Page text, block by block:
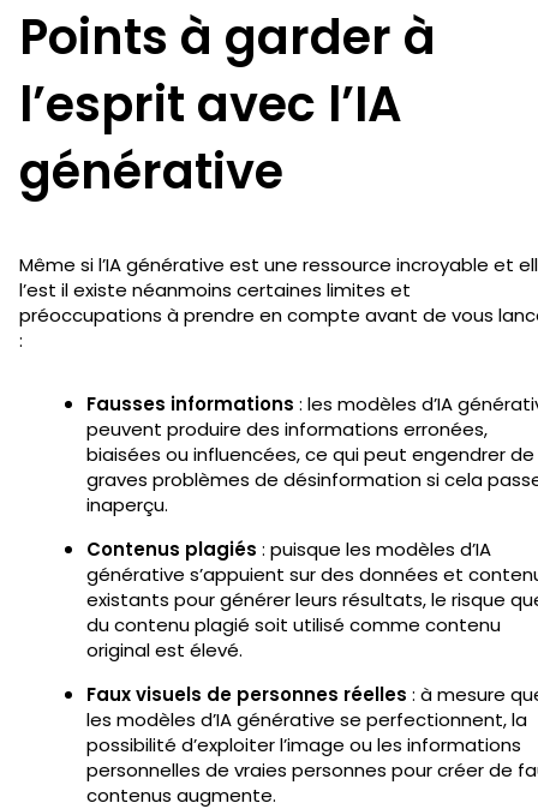
Points à garder à
l’esprit avec l’IA
générative
Même si l’IA générative est une ressource incroyable et
l’est il existe néanmoins certaines limites et
préoccupations à prendre en compte avant de vous
:
Fausses informations : les modèles d’IA
peuvent produire des informations erronées,
biaisées ou influencées, ce qui peut engendrer de
graves problèmes de désinformation si cela
inaperçu.
Contenus plagiés : puisque les modèles d’IA
générative s’appuient sur des données et
existants pour générer leurs résultats, le risque
du contenu plagié soit utilisé comme contenu
original est élevé.
Faux visuels de personnes réelles : à mesure
les modèles d’IA générative se perfectionnent, la
possibilité d’exploiter l’image ou les informations
personnelles de vraies personnes pour créer de
contenus augmente.